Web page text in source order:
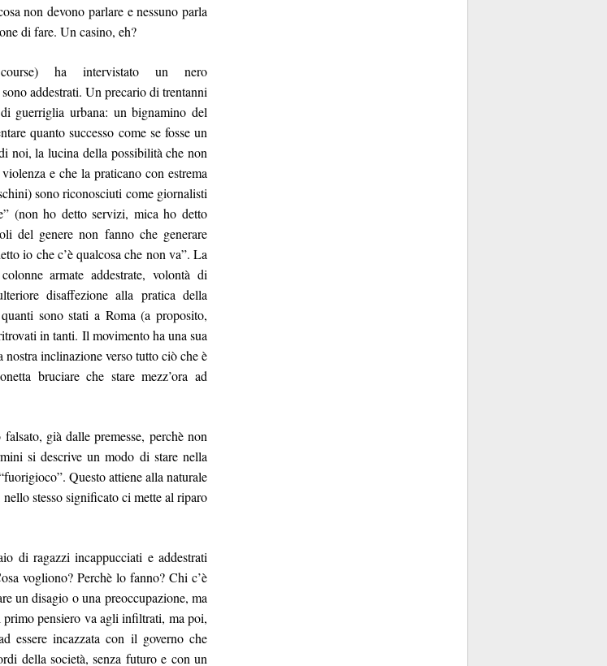
non devono parlare e nessuno parla
di fare. Un casino, eh?
ha intervistato un nero
addestrati. Un precario di trentanni
guerriglia urbana: un bignamino del
quanto successo come se fosse un
noi, la lucina della possibilità che non
e che la praticano con estrema
sono riconosciuti come giornalisti
(non ho detto servizi, mica ho detto
del genere non fanno che generare
io che c’è qualcosa che non va”. La
armate addestrate, volontà di
disaffezione alla pratica della
sono stati a Roma (a proposito,
in tanti. Il movimento ha una sua
inclinazione verso tutto ciò che è
bruciare che stare mezz’ora ad
già dalle premesse, perchè non
si descrive un modo di stare nella
Questo attiene alla naturale
stesso significato ci mette al riparo
di ragazzi incappucciati e addestrati
vogliono? Perchè lo fanno? Chi c’è
un disagio o una preoccupazione, ma
pensiero va agli infiltrati, ma poi,
essere incazzata con il governo che
della società, senza futuro e con un